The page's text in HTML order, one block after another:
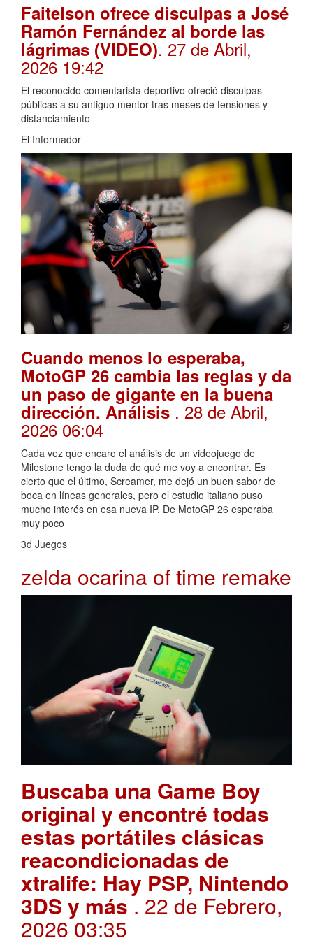
Faitelson ofrece disculpas a José
Ramón Fernández al borde las
lágrimas (VIDEO). 27 de Abril,
2026 19:42
El reconocido comentarista deportivo ofreció disculpas
públicas a su antiguo mentor tras meses de tensiones y
distanciamiento
El Informador
Cuando menos lo esperaba,
MotoGP 26 cambia las reglas y da
un paso de gigante en la buena
dirección. Análisis . 28 de Abril,
2026 06:04
Cada vez que encaro el análisis de un videojuego de
Milestone tengo la duda de qué me voy a encontrar. Es
cierto que el último, Screamer, me dejó un buen sabor de
boca en líneas generales, pero el estudio italiano puso
mucho interés en esa nueva IP. De MotoGP 26 esperaba
muy poco
3d Juegos
zelda ocarina of time remake
Buscaba una Game Boy
original y encontré todas
estas portátiles clásicas
reacondicionadas de
xtralife: Hay PSP, Nintendo
3DS y más. 22 de Febrero,
2026 03:35